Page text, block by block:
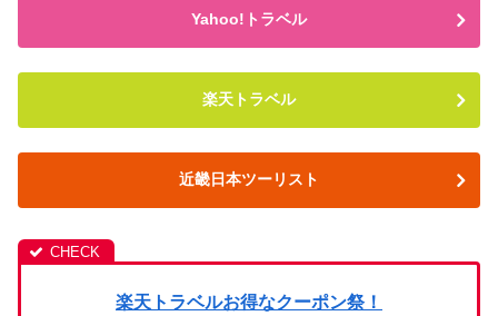
Yahoo!トラベル
楽天トラベル
近畿日本ツーリスト
楽天トラベルお得なクーポン祭！